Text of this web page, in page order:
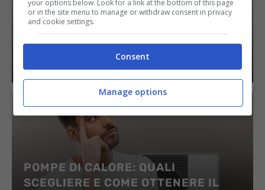
NON BUTTARLO: INCREDIBILMENTE
PREZIOSO, ECCO PER COSA LO SI
PUÒ USARE!
POMPE DI CALORE: QUALI
SCEGLIERE E COME OTTENERE IL
your options below. Look for a link at the bottom of this page
or in the site menu to manage or withdraw consent in privacy
and cookie settings.
Consent
Manage options